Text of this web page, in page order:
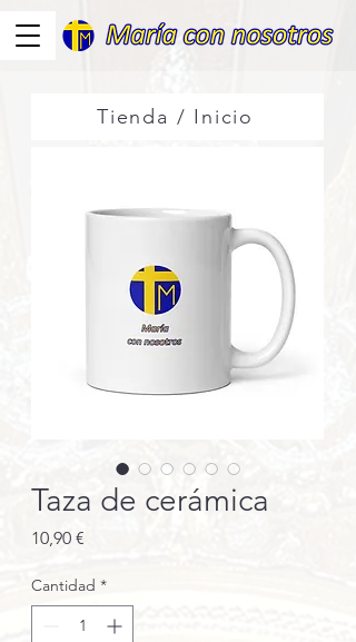
Taza de cerámica
10,90 €
Cantidad *
Tienda / Inicio